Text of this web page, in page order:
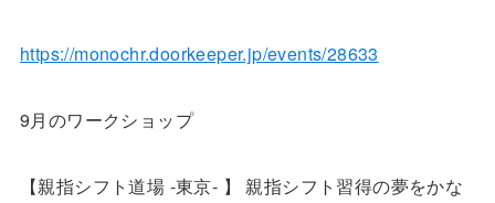
https://monochr.doorkeeper.jp/events/28633
9月のワークショップ
【親指シフト道場 -東京- 】 親指シフト習得の夢をかな